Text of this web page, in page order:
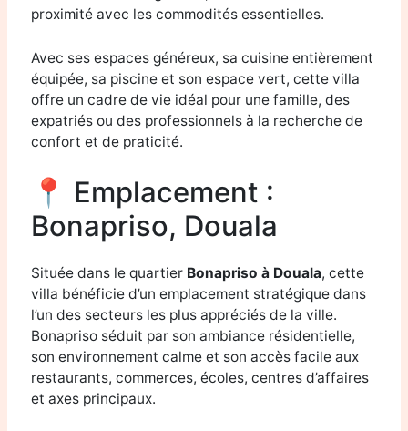
proximité avec les commodités essentielles.
Avec ses espaces généreux, sa cuisine entièrement
équipée, sa piscine et son espace vert, cette villa
offre un cadre de vie idéal pour une famille, des
expatriés ou des professionnels à la recherche de
confort et de praticité.
📍 Emplacement :
Bonapriso, Douala
Située dans le quartier Bonapriso à Douala, cette
villa bénéficie d’un emplacement stratégique dans
l’un des secteurs les plus appréciés de la ville.
Bonapriso séduit par son ambiance résidentielle,
son environnement calme et son accès facile aux
restaurants, commerces, écoles, centres d’affaires
et axes principaux.